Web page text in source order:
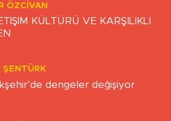
ÖZCIVAN
KÜLTÜRÜ VE KARŞILIKLI
ŞENTÜRK
dengeler değişiyor